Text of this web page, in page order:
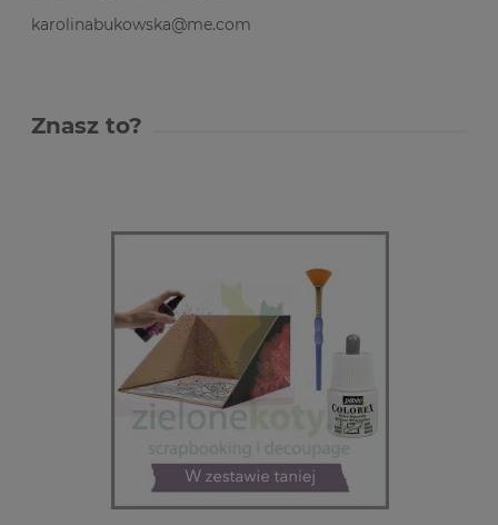
karolinabukowska@me.com
Znasz to?